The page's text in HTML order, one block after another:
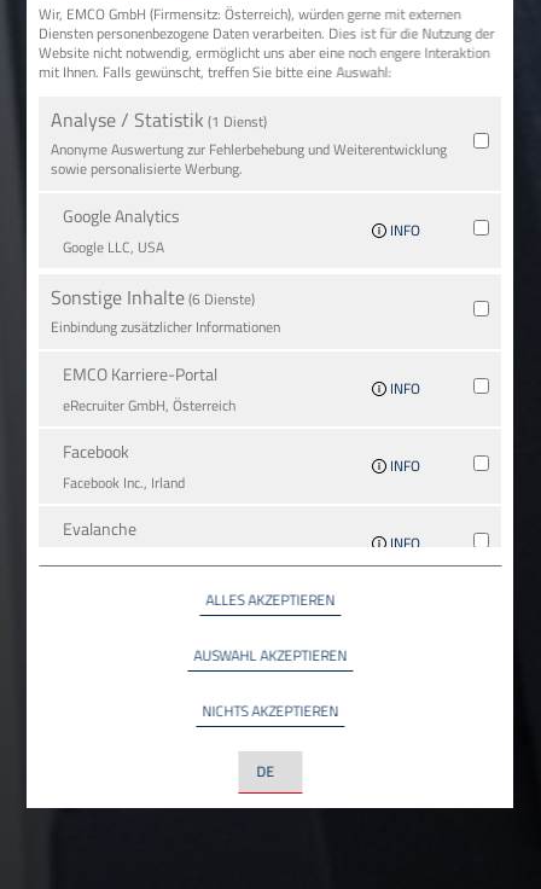
Wir, EMCO GmbH (Firmensitz: Österreich), würden gerne mit externen
Diensten personenbezogene Daten verarbeiten. Dies ist für die Nutzung der
Website nicht notwendig, ermöglicht uns aber eine noch engere Interaktion
mit Ihnen. Falls gewünscht, treffen Sie bitte eine Auswahl:
Analyse / Statistik (1 Dienst)
Anonyme Auswertung zur Fehlerbehebung und Weiterentwicklung
sowie personalisierte Werbung.
Google Analytics
Google LLC, USA
INFO
Sonstige Inhalte(6 Dienste)
Einbindung zusätzlicher Informationen
EMCO Karriere-Portal
eRe­crui­ter GmbH, Österreich
INFO
Facebook
Facebook Inc., Irland
INFO
Evalanche
INFO
LinkedIn Ireland Unlimited Company, Irland
ALLES AKZEPTIEREN
AUSWAHL AKZEPTIEREN
NICHTS AKZEPTIEREN